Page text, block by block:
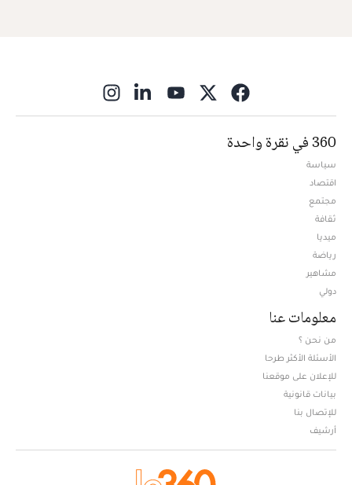
360 في نقرة واحدة
سياسة
اقتصاد
مجتمع
ثقافة
ميديا
رياضة
مشاهير
دولي
معلومات عنا
من نحن ؟
الأسئلة الأكثر طرحا
للإعلان على موقعنا
بيانات قانونية
للإتصال بنا
أرشيف